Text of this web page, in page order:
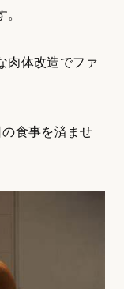
肉体改造でファ
食事を済ませ